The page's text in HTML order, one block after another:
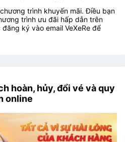
trình khuyến mãi. Điều bạn
trình ưu đãi hấp dẫn trên
đăng ký vào email VeXeRe để
hoàn, hủy, đổi vé và quy
online